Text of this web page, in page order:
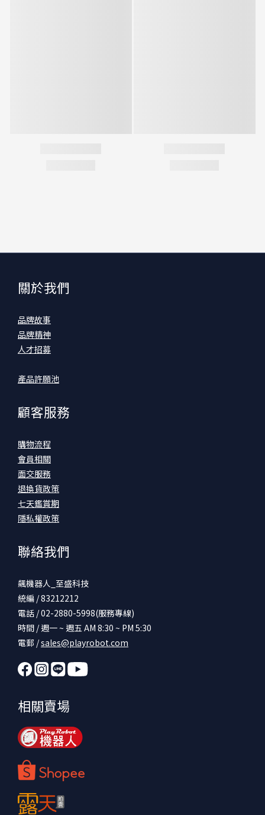
關於我們
品牌故事
品牌精神
人才招募
產品許願池
顧客服務
購物流程
會員相關
面交服務
退換貨政策
七天鑑賞期
隱私權政策
聯絡我們
飆機器人_至盛科技
統編 / 83212212
電話 / 02-2880-5998(服務專線)
時間 / 週一 ~ 週五 AM 8:30 ~ PM 5:30
電郵 /sales@playrobot.com
相關賣場